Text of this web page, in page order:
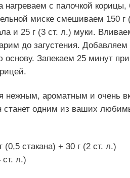
нагреваем с палочкой
миске смешиваем 150 г
и 25 г (3 ст. л.) муки.
до загустения. Добавляем
Запекаем 25 минут
нежным, ароматным и очень
одним из ваших
стакана) + 30 г (2 ст. л.)
л.)